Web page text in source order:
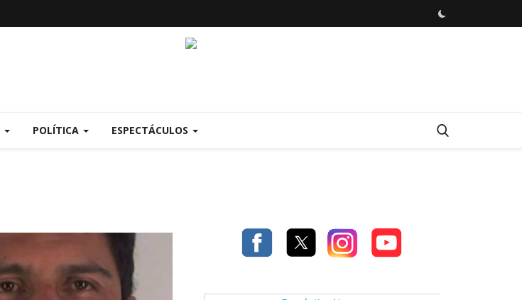
POLÍTICA ESPECTÁCULOS